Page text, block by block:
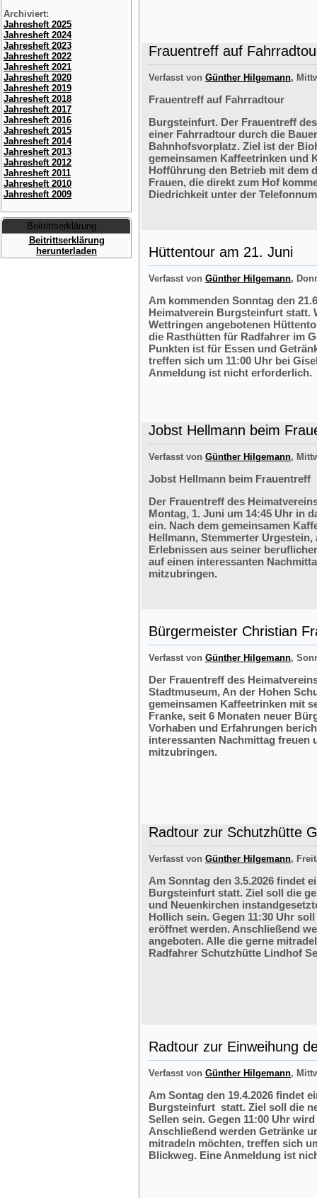
Archiviert:
Jahresheft 2025
Jahresheft 2024
Jahresheft 2023
Jahresheft 2022
Jahresheft 2021
Jahresheft 2020
Jahresheft 2019
Jahresheft 2018
Jahresheft 2017
Jahresheft 2016
Jahresheft 2015
Jahresheft 2014
Jahresheft 2013
Jahresheft 2012
Jahresheft 2011
Jahresheft 2010
Jahresheft 2009
Beitrittserklärung
Beitrittserklärung
herunterladen
Frauentreff auf
Verfasst von Günther Hilgemann,
Frauentreff auf Fahrradtour
Burgsteinfurt. Der Frauentreff
einer Fahrradtour durch die
Bahnhofsvorplatz. Ziel ist der
gemeinsamen Kaffeetrinken und
Hofführung den Betrieb mit dem
Frauen, die direkt zum Hof
Diedrichkeit unter der
Hüttentour am 21. Juni
Verfasst von Günther Hilgemann,
Am kommenden Sonntag den
Heimatverein Burgsteinfurt statt.
Wettringen angebotenen
die Rasthütten für Radfahrer im
Punkten ist für Essen und
treffen sich um 11:00 Uhr bei
Anmeldung ist nicht erforderlich.
Jobst Hellmann beim
Verfasst von Günther Hilgemann,
Jobst Hellmann beim Frauentreff
Der Frauentreff des
Montag, 1. Juni um 14:45 Uhr in
ein. Nach dem gemeinsamen
Hellmann, Stemmerter
Erlebnissen aus seiner
auf einen interessanten
mitzubringen.
Bürgermeister Christian
Verfasst von Günther Hilgemann,
Der Frauentreff des
Stadtmuseum, An der Hohen
gemeinsamen Kaffeetrinken mit
Franke, seit 6 Monaten neuer
Vorhaben und Erfahrungen
interessanten Nachmittag freuen
mitzubringen.
Radtour zur Schutzhütte
Verfasst von Günther Hilgemann,
Am Sonntag den 3.5.2026 findet
Burgsteinfurt statt. Ziel soll die
und Neuenkirchen
Hollich sein. Gegen 11:30 Uhr
eröffnet werden. Anschließend
angeboten. Alle die gerne
Radfahrer Schutzhütte Lindhof
Radtour zur Einweihung
Verfasst von Günther Hilgemann,
Am Sontag den 19.4.2026 findet
Burgsteinfurt statt. Ziel soll die
Sellen sein. Gegen 11:00 Uhr
Anschließend werden Getränke
mitradeln möchten, treffen sich
Blickweg. Eine Anmeldung ist